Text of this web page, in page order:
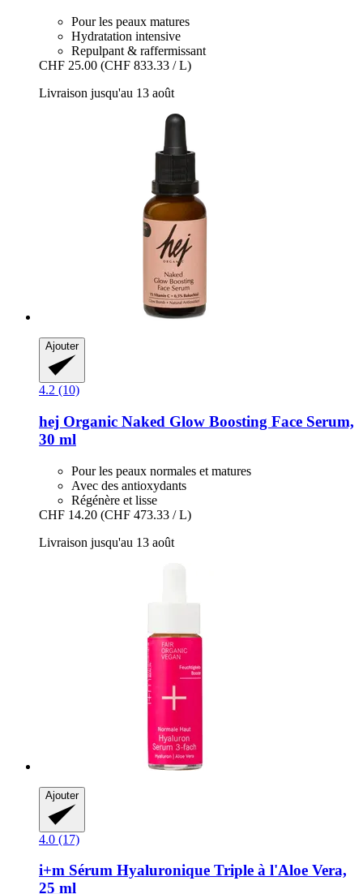
Pour les peaux matures
Hydratation intensive
Repulpant & raffermissant
CHF 25.00 (CHF 833.33 / L)
Livraison jusqu'au 13 août
Ajouter
4.2 (10)
hej Organic Naked Glow Boosting Face Serum,
30 ml
Pour les peaux normales et matures
Avec des antioxydants
Régénère et lisse
CHF 14.20 (CHF 473.33 / L)
Livraison jusqu'au 13 août
Ajouter
4.0 (17)
i+m Sérum Hyaluronique Triple à l'Aloe Vera,
25 ml